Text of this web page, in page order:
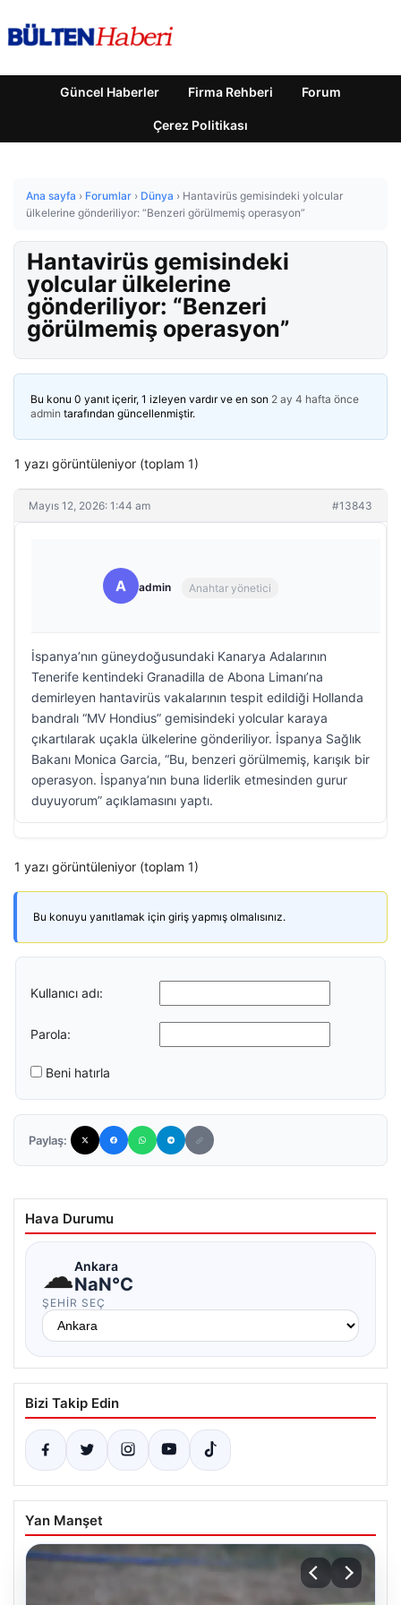
Güncel Haberler Firma Rehberi Forum
Çerez Politikası
Ana sayfa › Forumlar › Dünya › Hantavirüs gemisindeki yolcular
ülkelerine gönderiliyor: “Benzeri görülmemiş operasyon”
Hantavirüs gemisindeki
yolcular ülkelerine
gönderiliyor: “Benzeri
görülmemiş operasyon”
Bu konu 0 yanıt içerir, 1 izleyen vardır ve en son 2 ay 4 hafta önce
admin tarafından güncellenmiştir.
1 yazı görüntüleniyor (toplam 1)
Mayıs 12, 2026: 1:44 am #13843
A admin Anahtar yönetici
İspanya’nın güneydoğusundaki Kanarya Adalarının
Tenerife kentindeki Granadilla de Abona Limanı’na
demirleyen hantavirüs vakalarının tespit edildiği Hollanda
bandralı “MV Hondius” gemisindeki yolcular karaya
çıkartılarak uçakla ülkelerine gönderiliyor. İspanya Sağlık
Bakanı Monica Garcia, “Bu, benzeri görülmemiş, karışık bir
operasyon. İspanya’nın buna liderlik etmesinden gurur
duyuyorum” açıklamasını yaptı.
1 yazı görüntüleniyor (toplam 1)
Bu konuyu yanıtlamak için giriş yapmış olmalısınız.
Kullanıcı adı:
Parola:
Beni hatırla
Paylaş:
Hava Durumu
☁Ankara
NaN°C
ŞEHIR SEÇ
Bizi Takip Edin
Yan Manşet